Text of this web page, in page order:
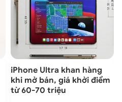
iPhone Ultra khan hàng
khi mở bán, giá khởi điểm
từ 60-70 triệu